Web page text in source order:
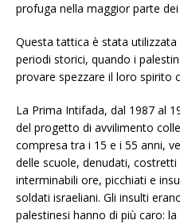
profuga nella maggior parte dei
Questa tattica è stata
periodi storici, quando i
provare spezzare il loro spirito
La Prima Intifada, dal 1987 al
del progetto di avvilimento
compresa tra i 15 e i 55 anni,
delle scuole, denudati,
interminabili ore, picchiati e
soldati israeliani. Gli insulti
palestinesi hanno di più caro: